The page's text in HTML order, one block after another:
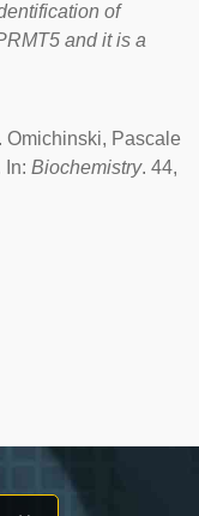
of
and it is a
Omichinski, Pascale
In: Biochemistry. 44,